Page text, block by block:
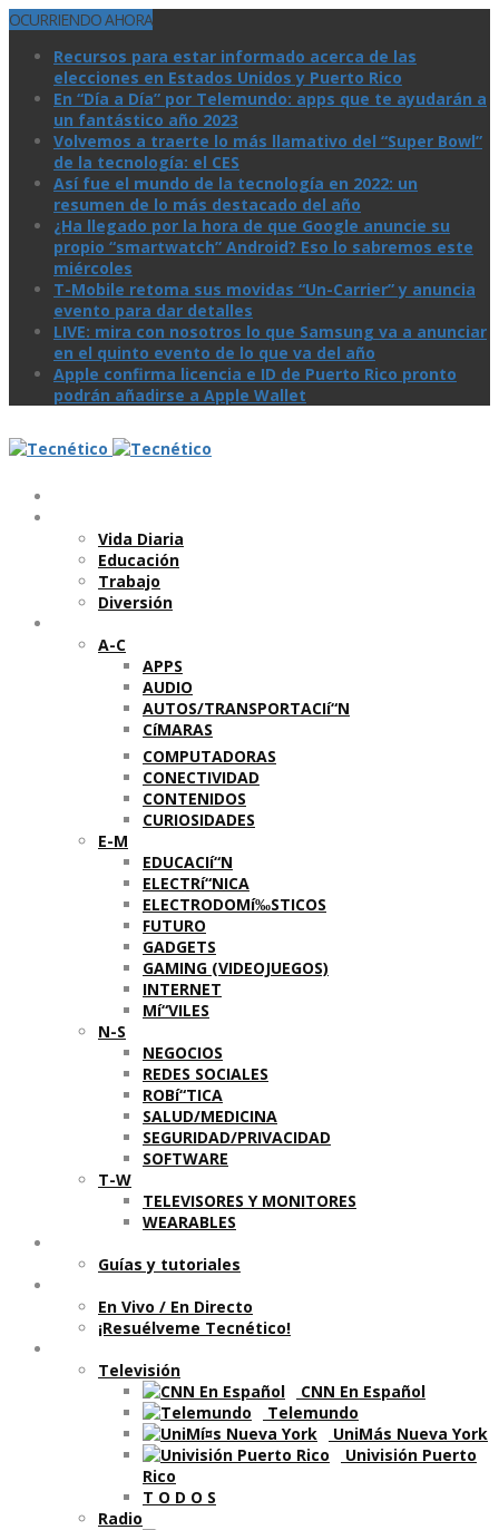
OCURRIENDO AHORA
Recursos para estar informado acerca de las
elecciones en Estados Unidos y Puerto Rico
En “Día a Día” por Telemundo: apps que te ayudarán a
un fantástico año 2023
Volvemos a traerte lo más llamativo del “Super Bowl”
de la tecnologí­a: el CES
Así­ fue el mundo de la tecnologí­a en 2022: un
resumen de lo más destacado del año
¿Ha llegado por la hora de que Google anuncie su
propio “smartwatch” Android? Eso lo sabremos este
miércoles
T-Mobile retoma sus movidas “Un-Carrier” y anuncia
evento para dar detalles
LIVE: mira con nosotros lo que Samsung va a anunciar
en el quinto evento de lo que va del año
Apple confirma licencia e ID de Puerto Rico pronto
podrán añadirse a Apple Wallet
Vida Diaria
Educación
Trabajo
Diversión
A-C
APPS
AUDIO
AUTOS/TRANSPORTACIí“N
CíMARAS
COMPUTADORAS
CONECTIVIDAD
CONTENIDOS
CURIOSIDADES
E-M
EDUCACIí“N
ELECTRí“NICA
ELECTRODOMí‰STICOS
FUTURO
GADGETS
GAMING (VIDEOJUEGOS)
INTERNET
Mí“VILES
N-S
NEGOCIOS
REDES SOCIALES
ROBí“TICA
SALUD/MEDICINA
SEGURIDAD/PRIVACIDAD
SOFTWARE
T-W
TELEVISORES Y MONITORES
WEARABLES
Guí­as y tutoriales
En Vivo / En Directo
¡Resuélveme Tecnético!
Televisión
CNN En Español
Telemundo
UniMás Nueva York
Univisión Puerto
Rico
T O D O S
Radio